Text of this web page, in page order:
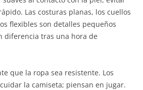
Las costuras planas, los cuellos
flexibles son detalles pequeños
diferencia tras una hora de
que la ropa sea resistente. Los
la camiseta; piensan en jugar.